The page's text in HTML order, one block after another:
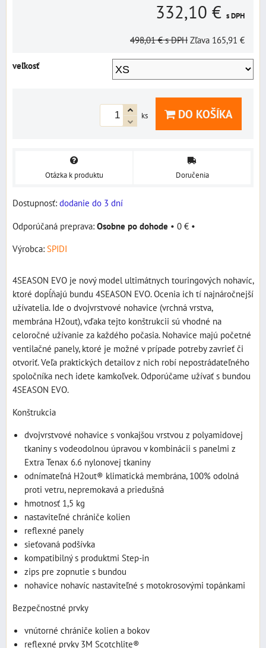
332,10 € s DPH
498,01 € s DPH Zľava 165,91 €
veľkosť
ks DO KOŠÍKA
Otázka k produktu Doručenia
Dostupnosť: dodanie do 3 dní
Osobne po dohode • 0 € •
Výrobca: SPIDI
4SEASON EVO je nový model ultimátnych touringových nohavíc,
ktoré dopĺňajú bundu 4SEASON EVO. Ocenia ich tí najnáročnejší
užívatelia. Ide o dvojvrstvové nohavice (vrchná vrstva,
membrána H2out), vďaka tejto konštrukcii sú vhodné na
celoročné užívanie za každého počasia. Nohavice majú početné
ventilačné panely, ktoré je možné v prípade potreby zavrieť či
otvoriť. Veľa praktických detailov z nich robí nepostrádateľného
spoločníka nech idete kamkoľvek. Odporúčame užívať s bundou
4SEASON EVO.
Konštrukcia
dvojvrstvové nohavice s vonkajšou vrstvou z polyamidovej
tkaniny s vodeodolnou úpravou v kombinácii s panelmi z
Extra Tenax 6.6 nylonovej tkaniny
odnímateľná H2out® klimatická membrána, 100% odolná
proti vetru, nepremokavá a priedušná
hmotnosť 1,5 kg
nastaviteľné chrániče kolien
reflexné panely
sieťovaná podšívka
kompatibilný s produktmi Step-in
zips pre zopnutie s bundou
nohavice nohavíc nastaviteľné s motokrosovými topánkami
Bezpečnostné prvky
vnútorné chrániče kolien a bokov
reflexné prvky 3M Scotchlite®